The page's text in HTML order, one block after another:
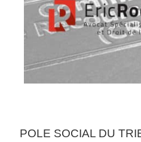
POLE SOCIAL DU